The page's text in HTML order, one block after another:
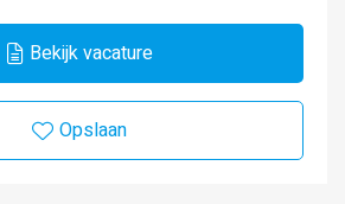
Bekijk vacature
Opslaan